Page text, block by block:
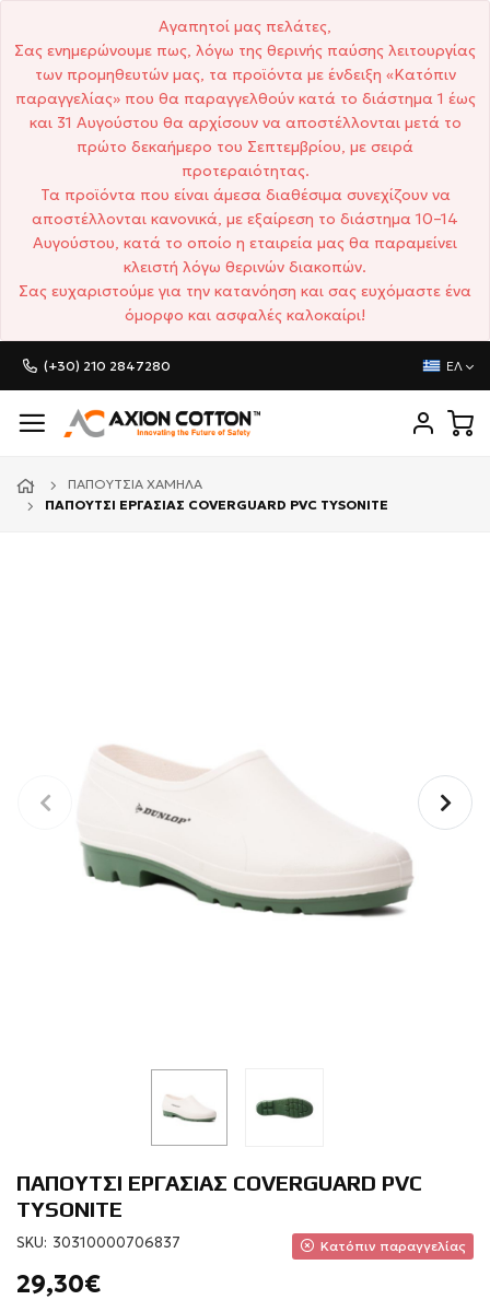
Αγαπητοί μας πελάτες,
Σας ενημερώνουμε πως, λόγω της θερινής παύσης λειτουργίας
των προμηθευτών μας, τα προϊόντα με ένδειξη «Κατόπιν
παραγγελίας» που θα παραγγελθούν κατά το διάστημα 1 έως
και 31 Αυγούστου θα αρχίσουν να αποστέλλονται μετά το
πρώτο δεκαήμερο του Σεπτεμβρίου, με σειρά
προτεραιότητας.
Τα προϊόντα που είναι άμεσα διαθέσιμα συνεχίζουν να
αποστέλλονται κανονικά, με εξαίρεση το διάστημα 10–14
Αυγούστου, κατά το οποίο η εταιρεία μας θα παραμείνει
κλειστή λόγω θερινών διακοπών.
Σας ευχαριστούμε για την κατανόηση και σας ευχόμαστε ένα
όμορφο και ασφαλές καλοκαίρι!
(+30) 210 2847280 ΕΛ
ΠΑΠΟΎΤΣΙΑ ΧΑΜΗΛΆ
ΠΑΠΟΥΤΣΙ ΕΡΓΑΣΙΑΣ COVERGUARD PVC TYSONITE
ΠΑΠΟΥΤΣΙ ΕΡΓΑΣΙΑΣ COVERGUARD PVC
TYSONITE
SKU: 30310000706837 Κατόπιν παραγγελίας
29,30€